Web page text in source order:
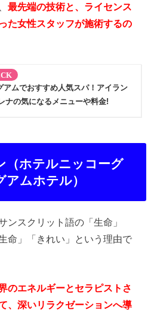
最先端の技術と、ライセンス
た女性スタッフが施術するの
アムでおすすめ人気スパ！アイラン
ナの気になるメニューや料金!
（ホテルニッコーグ
ムホテル）
ンスクリット語の「生命」
命」「きれい」という理由で
のエネルギーとセラピストさ
、深いリラクゼーションへ導